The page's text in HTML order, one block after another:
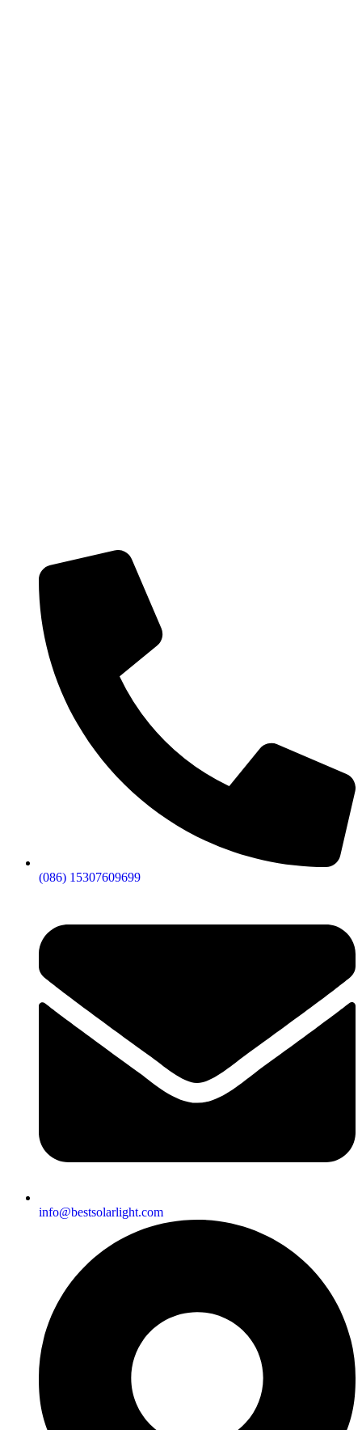
(086) 15307609699
info@bestsolarlight.com